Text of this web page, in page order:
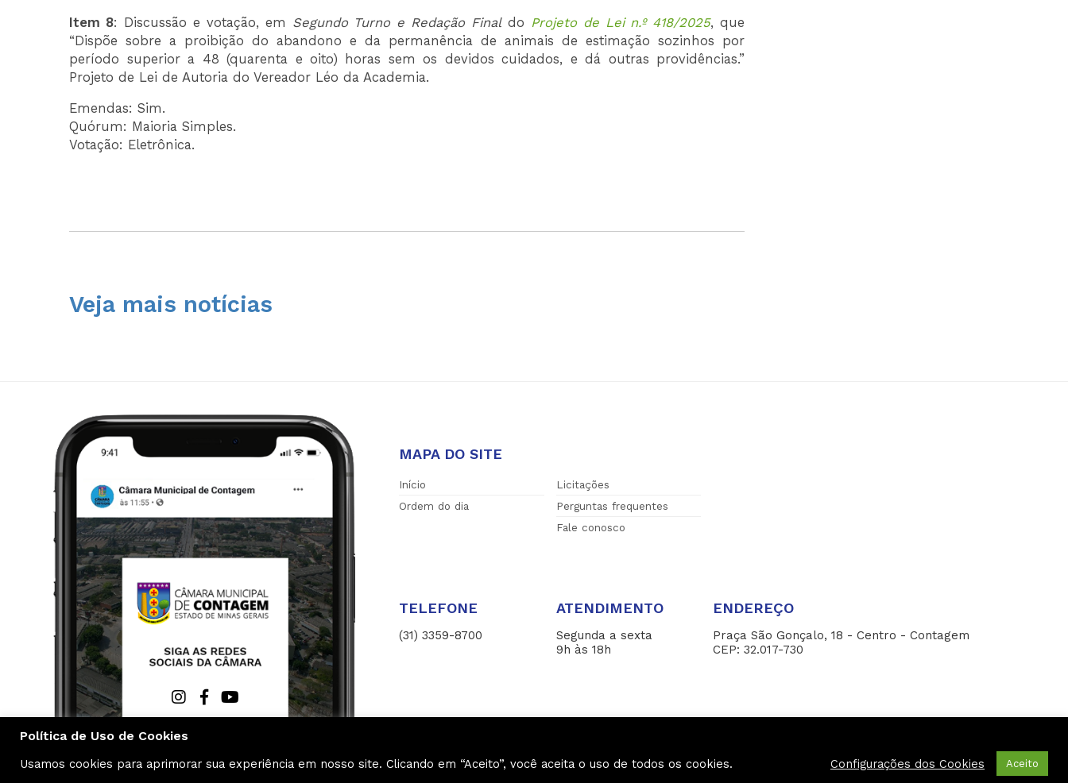
Item 8: Discussão e votação, em Segundo Turno e Redação Finaldo Projeto de Lei n.º 418/2025, que
“Dispõe sobre a proibição do abandono e da permanência de animais de estimação sozinhos por
período superior a 48 (quarenta e oito) horas sem os devidos cuidados, e dá outras providências.”
Projeto de Lei de Autoria do Vereador Léo da Academia.
Emendas: Sim.
Quórum: Maioria Simples.
Votação: Eletrônica.
Veja mais notícias
MAPA DO SITE
Início
Ordem do dia
Licitações
Perguntas frequentes
Fale conosco
TELEFONE
(31) 3359-8700
ATENDIMENTO
Segunda a sexta
9h às 18h
ENDEREÇO
Praça São Gonçalo, 18 - Centro - Contagem
CEP: 32.017-730
Todos os direitos reservados a Câmara Municipal de Contagem
Política de Uso de Cookies
Usamos cookies para aprimorar sua experiência em nosso site. Clicando em “Aceito”, você aceita o uso de todos os cookies. Configurações dos Cookies Aceito